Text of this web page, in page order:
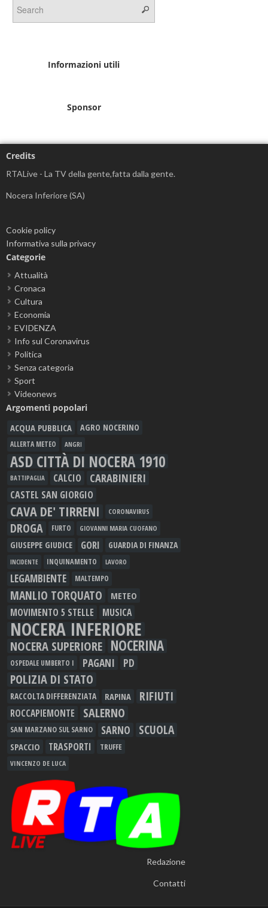
Informazioni utili
Sponsor
Credits
RTALive - La TV della gente,fatta dalla gente.
Nocera Inferiore (SA)
Cookie policy
Informativa sulla privacy
Categorie
Attualità
Cronaca
Cultura
Economia
EVIDENZA
Info sul Coronavirus
Politica
Senza categoria
Sport
Videonews
Argomenti popolari
ACQUA PUBBLICA AGRO NOCERINO
ALLERTA METEO ANGRI
ASD CITTÀ DI NOCERA 1910
BATTIPAGLIA CALCIO CARABINIERI
CASTEL SAN GIORGIO
CAVA DE' TIRRENI CORONAVIRUS
DROGA FURTO GIOVANNI MARIA CUOFANO
GIUSEPPE GIUDICE GORI GUARDIA DI FINANZA
INCIDENTE INQUINAMENTO LAVORO
LEGAMBIENTE MALTEMPO
MANLIO TORQUATO METEO
MOVIMENTO 5 STELLE MUSICA
NOCERA INFERIORE
NOCERA SUPERIORE NOCERINA
OSPEDALE UMBERTO I PAGANI PD
POLIZIA DI STATO
RACCOLTA DIFFERENZIATA RAPINA RIFIUTI
ROCCAPIEMONTE SALERNO
SAN MARZANO SUL SARNO SARNO SCUOLA
SPACCIO TRASPORTI TRUFFE
VINCENZO DE LUCA
Redazione
Contatti